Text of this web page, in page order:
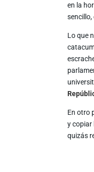
en la
sencillo,
Lo que
En otro
y copiar
quizás